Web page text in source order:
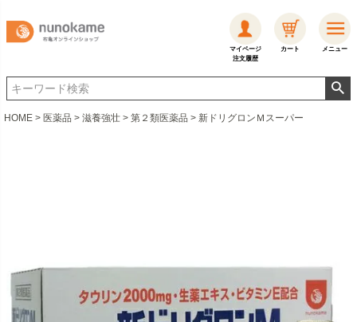
マイページ
注文履歴
カート メニュー
HOME 医薬品 滋養強壮 第２類医薬品 新ドリグロンＭスーパー